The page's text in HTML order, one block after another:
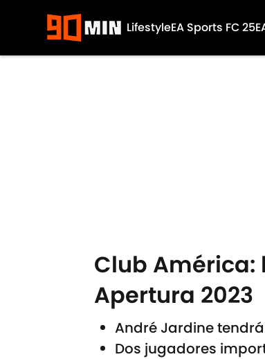
LifestyleEA Sports FC 25
Club América:
Apertura 2023
André Jardine
Dos jugadores